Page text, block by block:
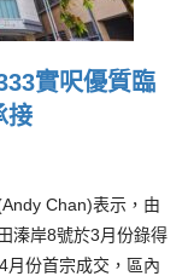
實呎優質臨
接
Chan)表示，由
溱岸8號於3月份錄得
月份首宗成交，區內